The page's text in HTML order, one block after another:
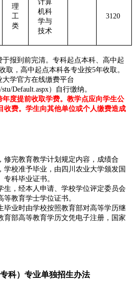
理
工
类
机科
学与
技术
3120
报到前完清。专科起点本科、高中起
取，高中起点本科各专业按5年收取。
学官方在线缴费平台
Default.aspx）自行缴纳。
度提前收取学费。 教学点应向学生公
收费。学生向其他单位或个人缴费造成
修完教育教学计划规定内容，成绩合
学校准予毕业，由四川农业大学颁发国
科毕业证书。
生，经本人申请、学校学位评定委员会
教育学士学位证书。
毕业时由学校按照教育部对高等学历继
育部高等教育学历文凭电子注册，国家
科）专业单独招生办法